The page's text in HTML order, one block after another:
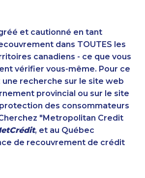
et cautionné en tant
dans TOUTES les
canadiens - ce que vous
vérifier vous-même. Pour ce
recherche sur le site web
provincial ou sur le site
des consommateurs
"Metropolitan Credit
, et au Québec
de recouvrement de crédit